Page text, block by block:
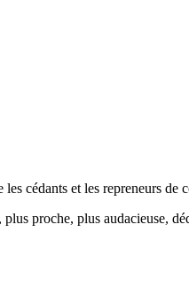
et les repreneurs de
proche, plus audacieuse,